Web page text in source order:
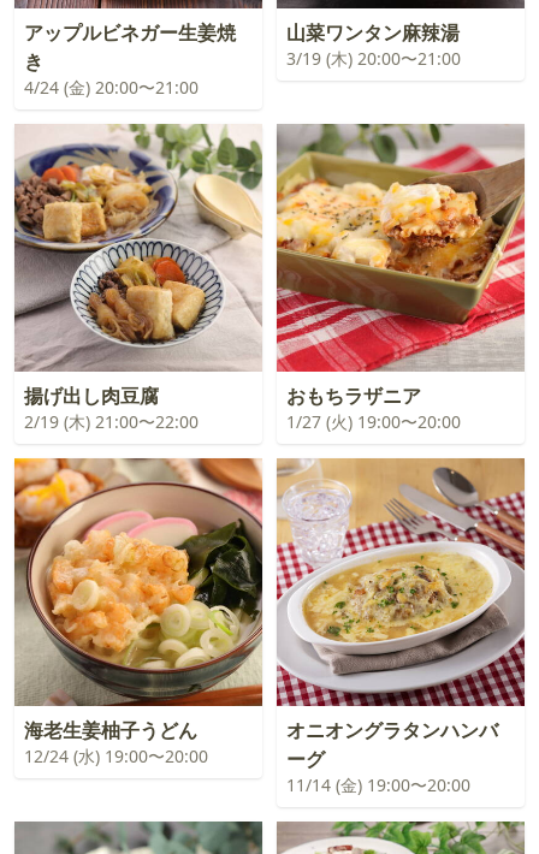
アップルビネガー生姜焼
き
4/24 (金) 20:00〜21:00
山菜ワンタン麻辣湯
3/19 (木) 20:00〜21:00
揚げ出し肉豆腐
2/19 (木) 21:00〜22:00
おもちラザニア
1/27 (火) 19:00〜20:00
海老生姜柚子うどん
12/24 (水) 19:00〜20:00
オニオングラタンハンバ
ーグ
11/14 (金) 19:00〜20:00